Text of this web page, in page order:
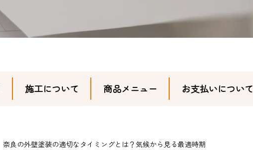
施工について 商品メニュー お支払いについて
奈良の外壁塗装の適切なタイミングとは？気候から見る最適時期